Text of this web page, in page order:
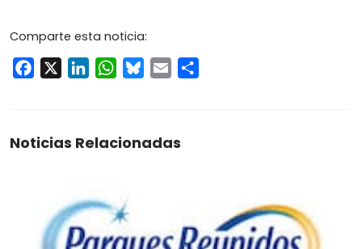
Comparte esta noticia:
Facebook LinkedInWhatsApp
Bluesky
Email
Noticias Relacionadas